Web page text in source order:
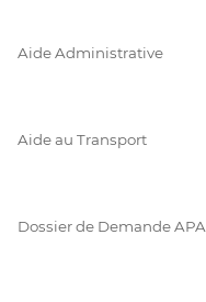
Aide Administrative
Aide au Transport
Dossier de Demande APA